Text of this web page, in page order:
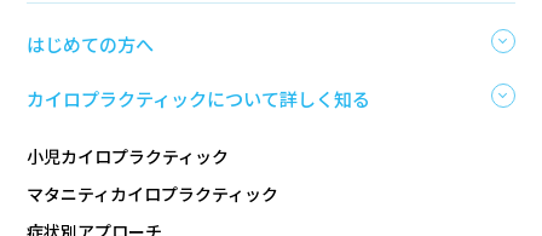
はじめての方へ
カイロプラクティックについて詳しく知る
小児カイロプラクティック
マタニティカイロプラクティック
症状別アプローチ